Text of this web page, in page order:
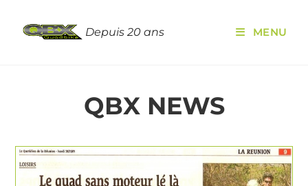
Depuis 20 ans MENU
QBX NEWS